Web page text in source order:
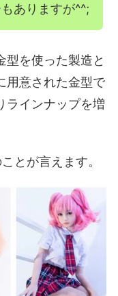
ありますが^^;
型を使った製造と
用意された金型で
ラインナップを増
とが言えます。